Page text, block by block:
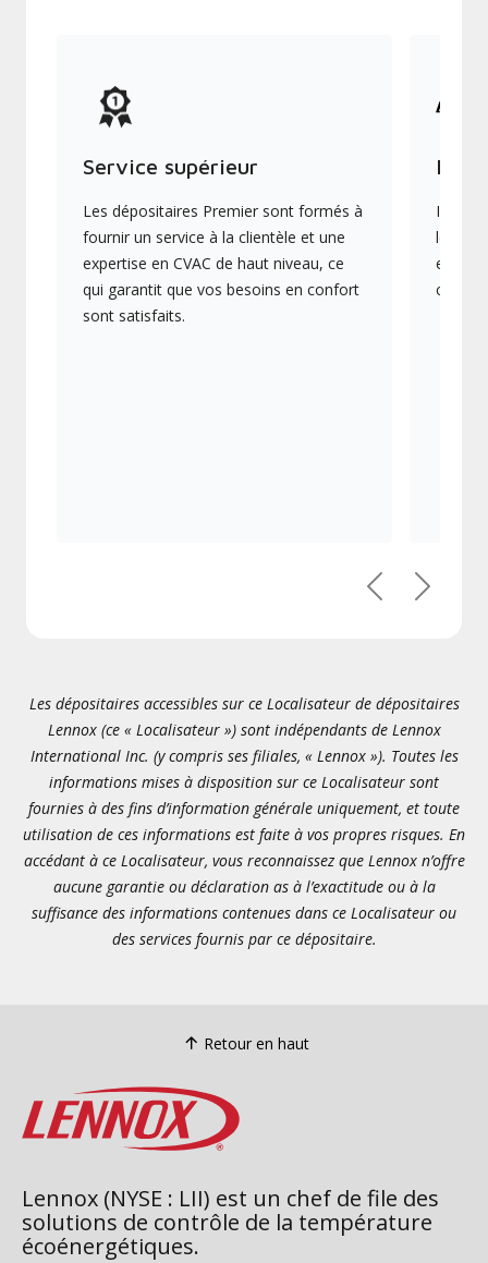
Service supérieur
Les dépositaires Premier sont formés à
fournir un service à la clientèle et une
expertise en CVAC de haut niveau, ce
qui garantit que vos besoins en confort
sont satisfaits.
Ils
les
en
PrécédentSuivant
Les dépositaires accessibles sur ce Localisateur de dépositaires
Lennox (ce « Localisateur ») sont indépendants de Lennox
International Inc. (y compris ses filiales, « Lennox »). Toutes les
informations mises à disposition sur ce Localisateur sont
fournies à des fins d’information générale uniquement, et toute
utilisation de ces informations est faite à vos propres risques. En
accédant à ce Localisateur, vous reconnaissez que Lennox n’offre
aucune garantie ou déclaration as à l’exactitude ou à la
suffisance des informations contenues dans ce Localisateur ou
des services fournis par ce dépositaire.
Retour en haut
Lennox (NYSE : LII) est un chef de file des
solutions de contrôle de la température
écoénergétiques.